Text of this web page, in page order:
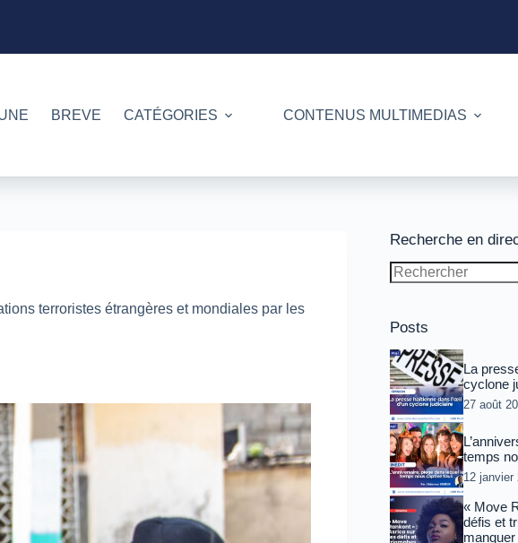
BREVE CATÉGORIES CONTENUS MULTIMEDIAS
terroristes étrangères et mondiales par les
Recherche en
Posts
La
cyclone
27 août
temps
12 janvier
« Move
défis et
manquer